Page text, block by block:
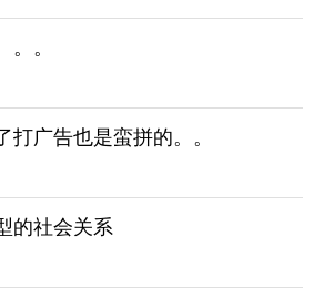
。
打广告也是蛮拼的。。
的社会关系